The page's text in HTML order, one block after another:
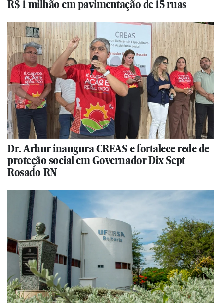
R$ 1 milhão em pavimentação de 15 ruas
Dr. Arhur inaugura CREAS e fortalece rede de
proteção social em Governador Dix Sept
Rosado-RN